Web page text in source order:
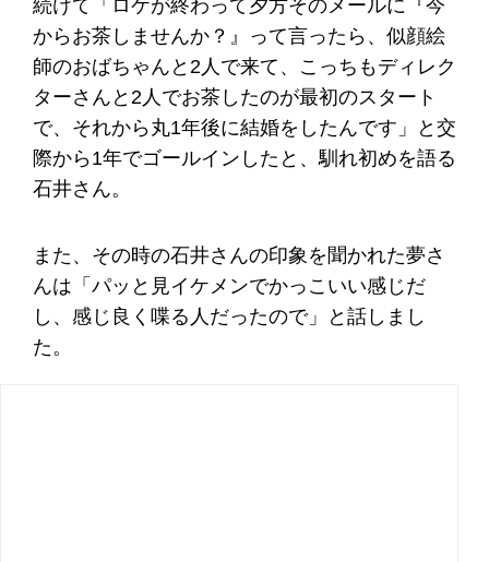
続けて「ロケが終わって夕方そのメールに『今
からお茶しませんか？』って言ったら、似顔絵
師のおばちゃんと2人で来て、こっちもディレク
ターさんと2人でお茶したのが最初のスタート
で、それから丸1年後に結婚をしたんです」と交
際から1年でゴールインしたと、馴れ初めを語る
石井さん。
また、その時の石井さんの印象を聞かれた夢さ
んは「パッと見イケメンでかっこいい感じだ
し、感じ良く喋る人だったので」と話しまし
た。